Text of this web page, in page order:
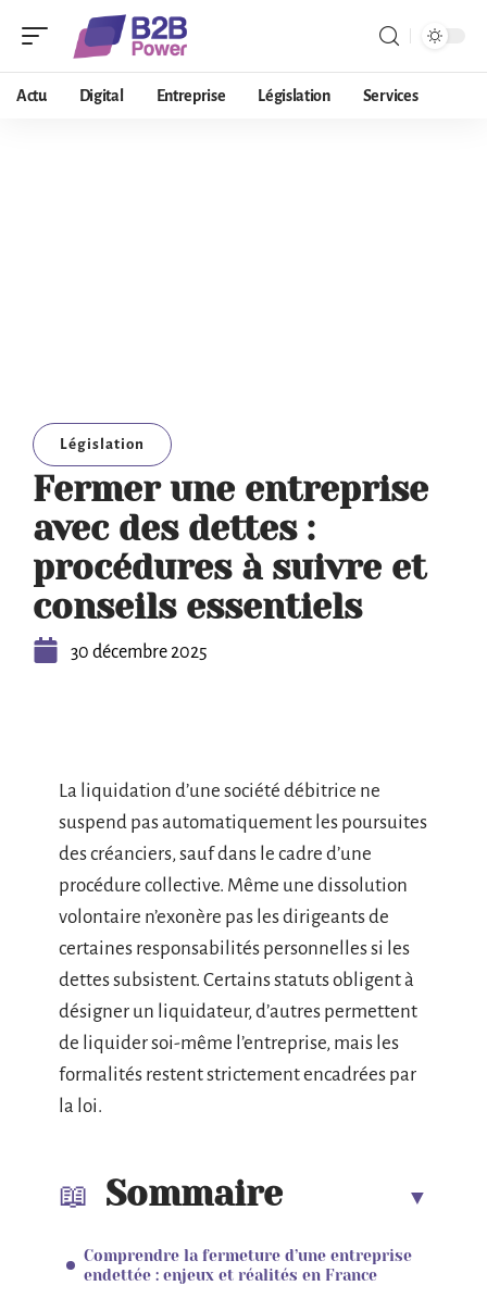
Actu Digital Entreprise Législation Services
Législation
Fermer une entreprise
avec des dettes :
procédures à suivre et
conseils essentiels
30 décembre 2025
La liquidation d’une société débitrice ne
suspend pas automatiquement les poursuites
des créanciers, sauf dans le cadre d’une
procédure collective. Même une dissolution
volontaire n’exonère pas les dirigeants de
certaines responsabilités personnelles si les
dettes subsistent. Certains statuts obligent à
désigner un liquidateur, d’autres permettent
de liquider soi-même l’entreprise, mais les
formalités restent strictement encadrées par
la loi.
Sommaire
Comprendre la fermeture d’une entreprise
endettée : enjeux et réalités en France